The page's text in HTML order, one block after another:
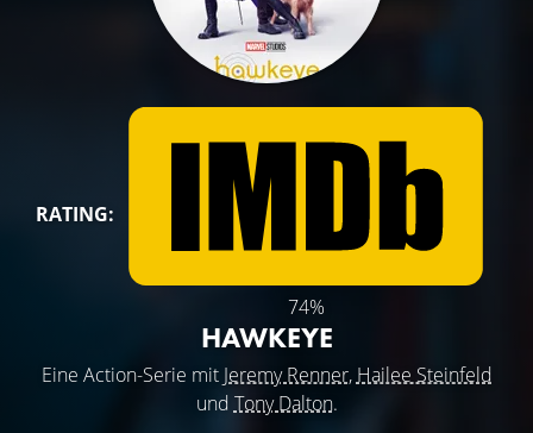
RATING:
74%
HAWKEYE
Eine Action-Serie mit Jeremy Renner, Hailee Steinfeld
und Tony Dalton.